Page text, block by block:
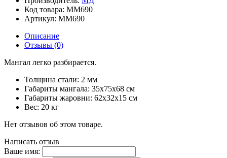
Код товара: ММ690
Артикул: ММ690
Описание
Отзывы (0)
Мангал легко разбирается.
Толщина стали: 2 мм
Габариты мангала: 35х75х68 см
Габариты жаровни: 62х32х15 см
Вес: 20 кг
Нет отзывов об этом товаре.
Написать отзыв
Ваше имя: